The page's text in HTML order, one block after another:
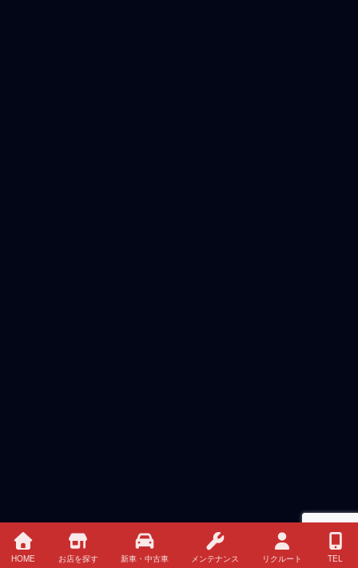
HOME お店を探す 新車・中古車 メンテナンス リクルート TEL